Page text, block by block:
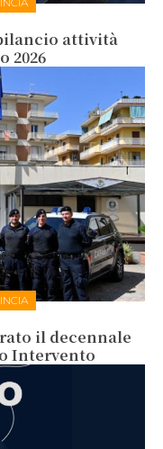
attività
2026
il decennale
Intervento